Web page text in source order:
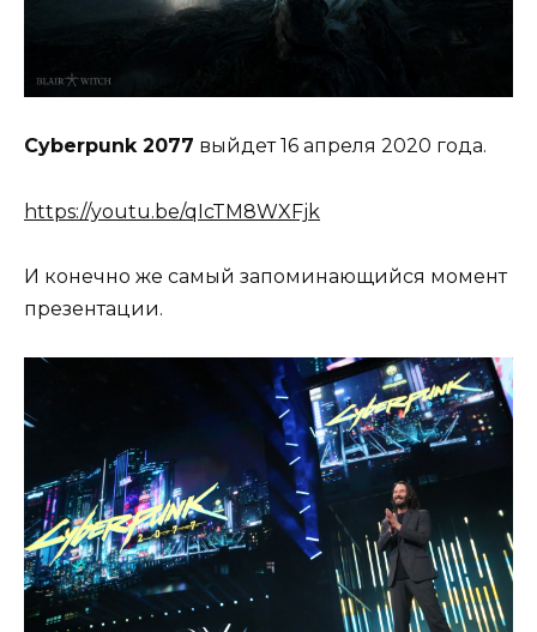
Cyberpunk 2077 выйдет 16 апреля 2020 года.
https://youtu.be/qIcTM8WXFjk
И конечно же самый запоминающийся момент
презентации.